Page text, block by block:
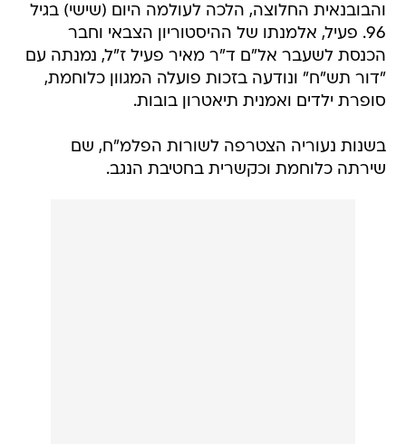
והבובנאית החלוצה, הלכה לעולמה היום (שישי) בגיל
96. פעיל, אלמנתו של ההיסטוריון הצבאי וחבר
הכנסת לשעבר אל"ם ד"ר מאיר פעיל ז"ל, נמנתה עם
"דור תש"ח" ונודעה בזכות פועלה המגוון כלוחמת,
סופרת ילדים ואמנית תיאטרון בובות.
בשנות נעוריה הצטרפה לשורות הפלמ"ח, שם
שירתה כלוחמת וכקשרית בחטיבת הנגב.